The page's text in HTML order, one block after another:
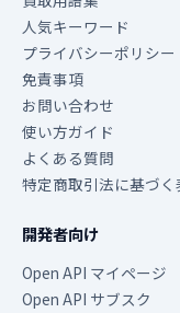
人気キーワード
プライバシーポリシー
免責事項
お問い合わせ
使い方ガイド
よくある質問
特定商取引法に基づく
開発者向け
Open API マイページ
Open API サブスク